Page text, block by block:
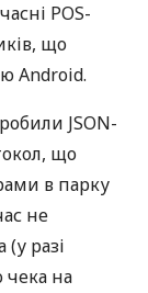
POS-
що
Android.
JSON-
що
в парку
не
разі
чека на